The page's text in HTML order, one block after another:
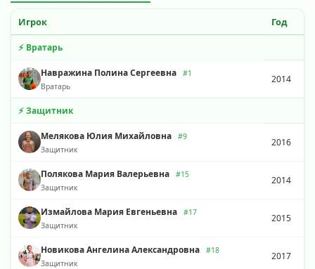
Игрок Год
⚡ Вратарь
Навражина Полина Сергеевна
#1
Вратарь
2014
⚡ Защитник
Мелякова Юлия Михайловна
#9
Защитник
2016
Полякова Мария Валерьевна
#15
Защитник
2014
Измайлова Мария Евгеньевна
#17
Защитник
2015
Новикова Ангелина Александровна
#18
Защитник
2017